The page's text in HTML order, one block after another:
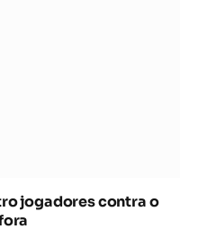
jogadores contra o